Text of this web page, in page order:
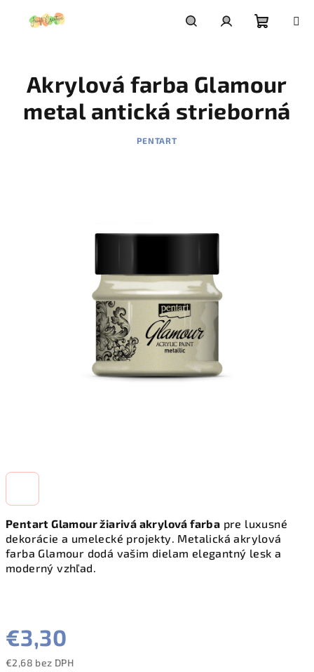
košík
Pentart Glamour žiarivá akrylová farba pre luxusné
dekorácie a umelecké projekty. Metalická akrylová
farba Glamour dodá vašim dielam elegantný lesk a
moderný vzhľad.
€3,30
€2,68 bez DPH
Akrylová farba Glamour
metal antická strieborná
PENTART